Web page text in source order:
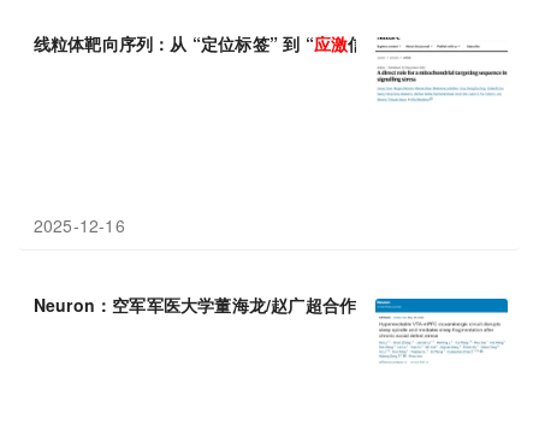
线粒体靶向序列：从 “定位标签” 到 “应激信号分子”
2025-12-16
Neuron：空军军医大学董海龙/赵广超合作揭示慢性应激导致睡眠